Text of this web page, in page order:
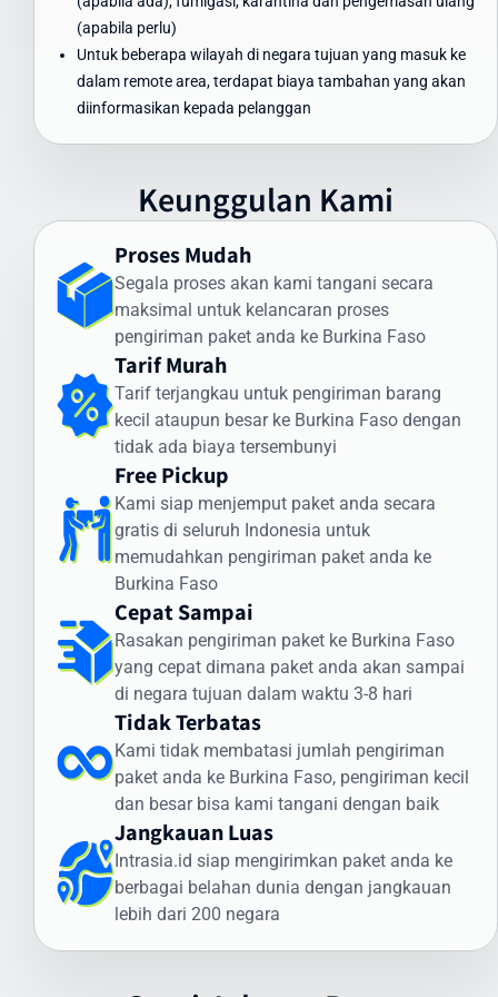
Waktu Pengiriman Paket ke Burkina Faso
yang Dapat Diandalkan
Waktu pengiriman paket ke Burkina Faso menjadi perhatian utama
bagi banyak pengirim. Intrasia.id menawarkan estimasi waktu
pengiriman yang dapat diandalkan:
Pengiriman Standard (udara): 5-7 hari kerja
Faktor yang memengaruhi waktu pengiriman meliputi:
Proses pemeriksaan bea cukai di Indonesia dan Burkina Faso
Kondisi cuaca dan faktor operasional
Ketersediaan transportasi di negara tujuan
Kejelasan dan kelengkapan alamat penerima
Intrasia.id memiliki sistem pelacakan canggih yang memungkinkan
Anda memantau status pengiriman secara real-time. Dengan
begitu, Anda selalu mendapatkan informasi terkini mengenai posisi
dan status paket Anda selama perjalanan ke Burkina Faso.
Cara Kirim Dokumen ke Burkina Faso dengan
Pengiriman dokumen internasional membutuhkan penanganan
khusus. Intrasia.id menawarkan layanan khusus untuk cara kirim
dokumen ke Burkina Faso yang aman dan terjamin:
Jenis Dokumen yang Sering Dikirim ke Burkina Faso:
Dokumen legal dan kontrak bisnis
Sertifikat dan dokumen akademik
Dokumen imigrasi dan visa
Dokumen perbankan dan keuangan
Dokumen teknis dan spesifikasi produk
Keunggulan Layanan Dokumen Intrasia.id:
Pelacakan end-to-end
(apabila perlu)
Untuk beberapa wilayah di negara tujuan yang masuk ke
dalam remote area, terdapat biaya tambahan yang akan
diinformasikan kepada pelanggan
Keunggulan Kami
Proses Mudah
Segala proses akan kami tangani secara
maksimal untuk kelancaran proses
pengiriman paket anda ke Burkina Faso
Tarif Murah
Tarif terjangkau untuk pengiriman barang
kecil ataupun besar ke Burkina Faso dengan
tidak ada biaya tersembunyi
Free Pickup
Kami siap menjemput paket anda secara
gratis di seluruh Indonesia untuk
memudahkan pengiriman paket anda ke
Burkina Faso
Cepat Sampai
Rasakan pengiriman paket ke Burkina Faso
yang cepat dimana paket anda akan sampai
di negara tujuan dalam waktu 3-8 hari
Tidak Terbatas
Kami tidak membatasi jumlah pengiriman
paket anda ke Burkina Faso, pengiriman kecil
dan besar bisa kami tangani dengan baik
Jangkauan Luas
Intrasia.id siap mengirimkan paket anda ke
berbagai belahan dunia dengan jangkauan
lebih dari 200 negara